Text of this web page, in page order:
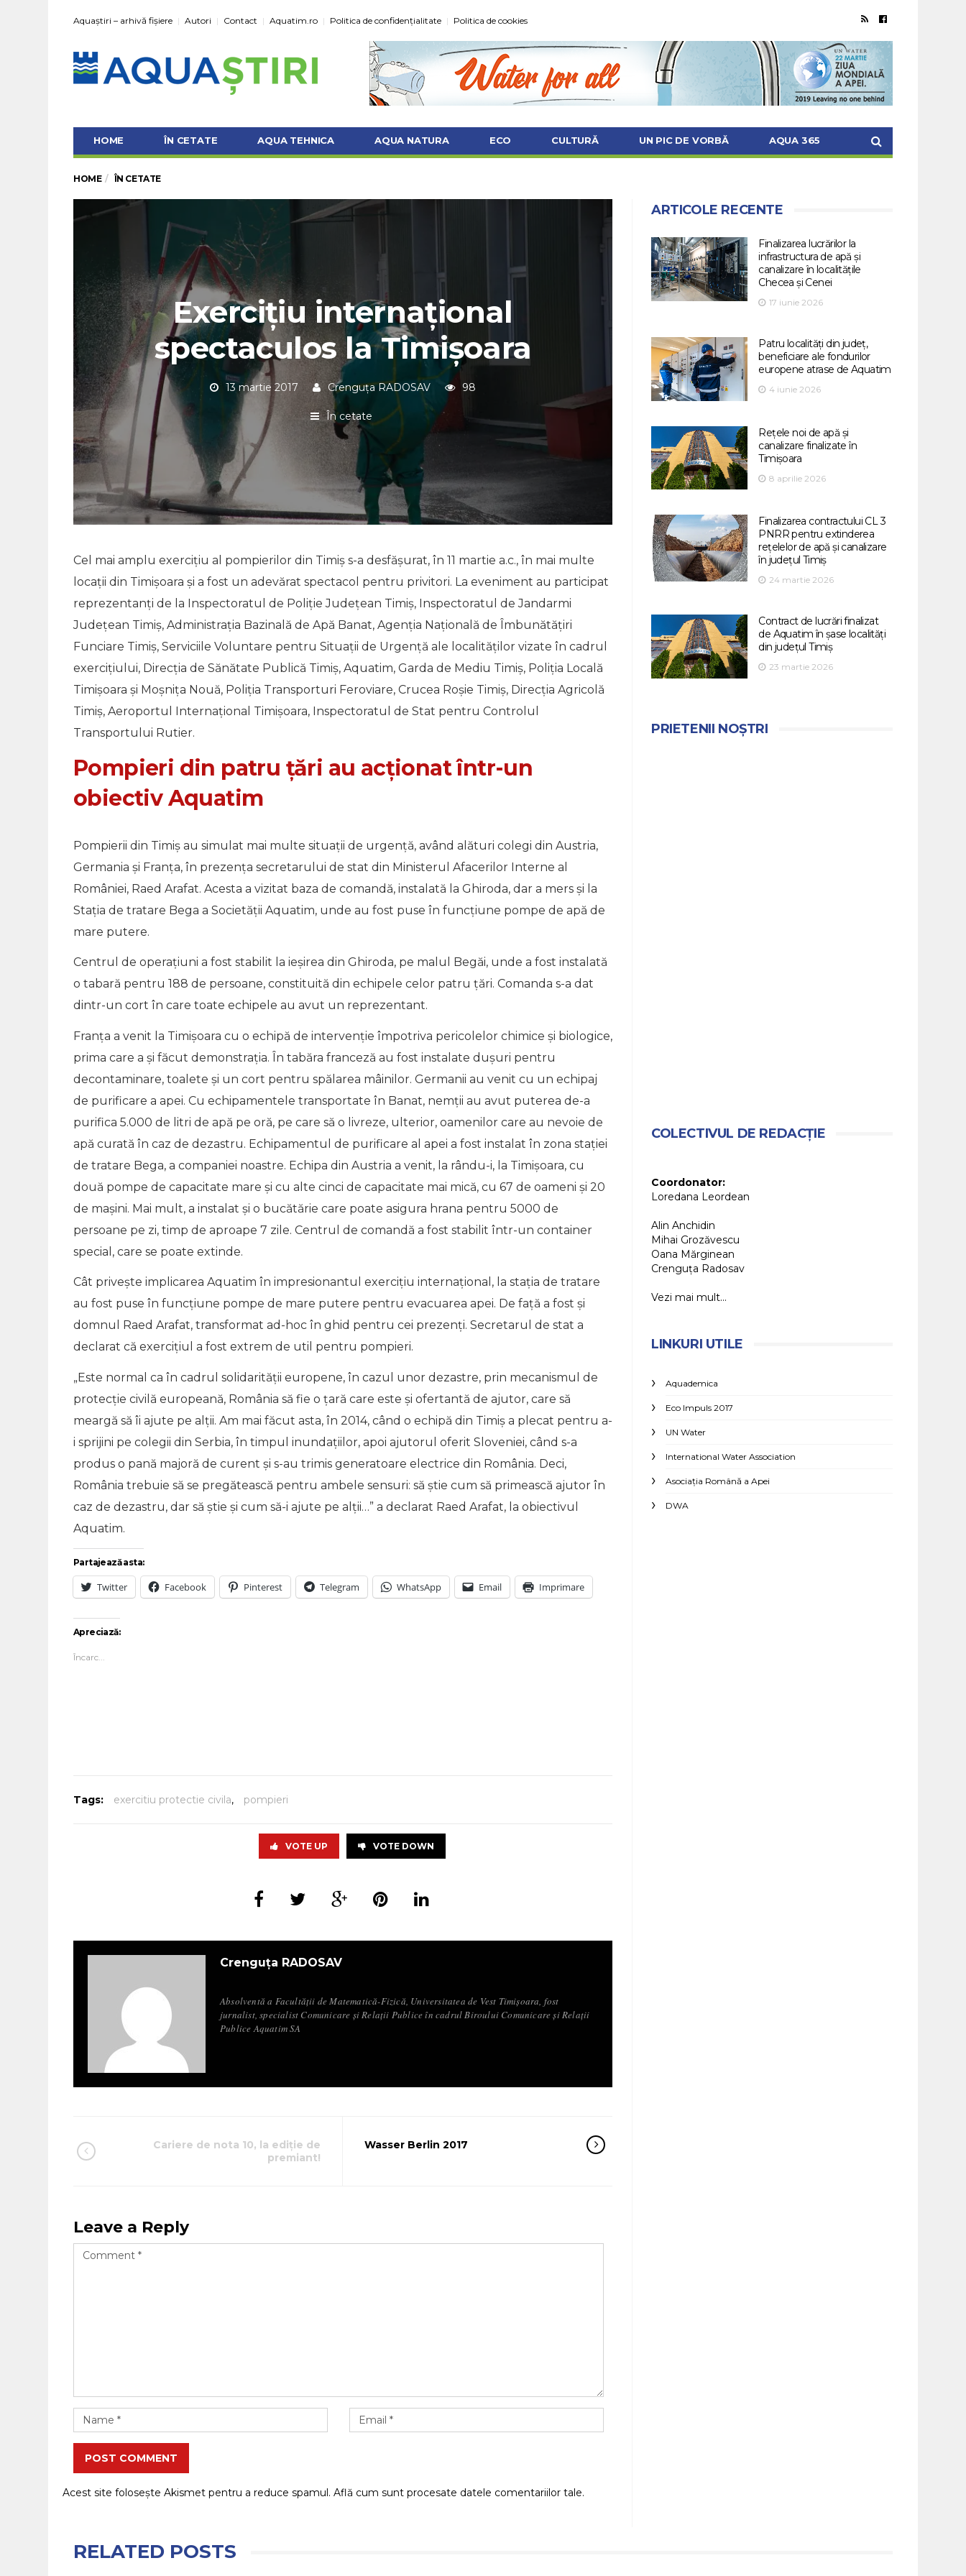
Aquaștiri – arhivă fișiere Autori Contact Aquatim.ro Politica de confidențialitate Politica de cookies
HOME ÎN CETATE AQUA TEHNICA AQUA NATURA ECO CULTURĂ UN PIC DE VORBĂ AQUA 365
HOME ÎN CETATE
Exerciţiu internaţional
spectaculos la Timişoara
13 martie 2017 Crenguța RADOSAV 98
În cetate
Cel mai amplu exerciţiu al pompierilor din Timiş s-a desfăşurat, în 11 martie a.c., în mai multe
locaţii din Timişoara şi a fost un adevărat spectacol pentru privitori. La eveniment au participat
reprezentanți de la Inspectoratul de Poliție Judeţean Timiş, Inspectoratul de Jandarmi
Judeţean Timiş, Administraţia Bazinală de Apă Banat, Agenţia Naţională de Îmbunătăţiri
Funciare Timiș, Serviciile Voluntare pentru Situaţii de Urgenţă ale localităţilor vizate în cadrul
exercițiului, Direcția de Sănătate Publică Timiş, Aquatim, Garda de Mediu Timiş, Poliţia Locală
Timişoara și Moşniţa Nouă, Poliţia Transporturi Feroviare, Crucea Roşie Timiş, Direcţia Agricolă
Timiş, Aeroportul Internaţional Timişoara, Inspectoratul de Stat pentru Controlul
Transportului Rutier.
Pompieri din patru ţări au acționat într-un
obiectiv Aquatim
Pompierii din Timiş au simulat mai multe situaţii de urgenţă, având alături colegi din Austria,
Germania şi Franţa, în prezenţa secretarului de stat din Ministerul Afacerilor Interne al
României, Raed Arafat. Acesta a vizitat baza de comandă, instalată la Ghiroda, dar a mers și la
Stația de tratare Bega a Societății Aquatim, unde au fost puse în funcţiune pompe de apă de
mare putere.
Centrul de operațiuni a fost stabilit la ieșirea din Ghiroda, pe malul Begăi, unde a fost instalată
o tabară pentru 188 de persoane, constituită din echipele celor patru ţări. Comanda s-a dat
dintr-un cort în care toate echipele au avut un reprezentant.
Franța a venit la Timişoara cu o echipă de intervenţie împotriva pericolelor chimice și biologice,
prima care a şi făcut demonstraţia. În tabăra franceză au fost instalate duşuri pentru
decontaminare, toalete şi un cort pentru spălarea mâinilor. Germanii au venit cu un echipaj
de purificare a apei. Cu echipamentele transportate în Banat, nemții au avut puterea de-a
purifica 5.000 de litri de apă pe oră, pe care să o livreze, ulterior, oamenilor care au nevoie de
apă curată în caz de dezastru. Echipamentul de purificare al apei a fost instalat în zona stației
de tratare Bega, a companiei noastre. Echipa din Austria a venit, la rându-i, la Timișoara, cu
două pompe de capacitate mare şi cu alte cinci de capacitate mai mică, cu 67 de oameni şi 20
de mașini. Mai mult, a instalat și o bucătărie care poate asigura hrana pentru 5000 de
persoane pe zi, timp de aproape 7 zile. Centrul de comandă a fost stabilit într-un container
special, care se poate extinde.
Cât priveşte implicarea Aquatim în impresionantul exerciţiu internaţional, la stația de tratare
au fost puse în funcţiune pompe de mare putere pentru evacuarea apei. De faţă a fost şi
domnul Raed Arafat, transformat ad-hoc în ghid pentru cei prezenți. Secretarul de stat a
declarat că exerciţiul a fost extrem de util pentru pompieri.
„Este normal ca în cadrul solidarităţii europene, în cazul unor dezastre, prin mecanismul de
protecție civilă europeană, România să fie o ţară care este și ofertantă de ajutor, care să
meargă să îi ajute pe alţii. Am mai făcut asta, în 2014, când o echipă din Timiș a plecat pentru a-
i sprijini pe colegii din Serbia, în timpul inundaţiilor, apoi ajutorul oferit Sloveniei, când s-a
produs o pană majoră de curent şi s-au trimis generatoare electrice din România. Deci,
România trebuie să se pregătească pentru ambele sensuri: să știe cum să primească ajutor în
caz de dezastru, dar să ştie şi cum să-i ajute pe alții…” a declarat Raed Arafat, la obiectivul
Aquatim.
Partajează asta:
Twitter Facebook Pinterest Telegram WhatsApp Email Imprimare
Apreciază:
Încarc...
Tags: exercitiu protectie civila, pompieri
VOTE UP VOTE DOWN
Crenguța RADOSAV
Absolventă a Facultății de Matematică-Fizică, Universitatea de Vest Timișoara, fost
jurnalist, specialist Comunicare și Relații Publice în cadrul Biroului Comunicare și Relații
Publice Aquatim SA
Cariere de nota 10, la ediţie de
premiant!
Wasser Berlin 2017
Leave a Reply
POST COMMENT
Acest site folosește Akismet pentru a reduce spamul. Află cum sunt procesate datele comentariilor tale.
ARTICOLE RECENTE
Finalizarea lucrărilor la
infrastructura de apă și
canalizare în localitățile
Checea și Cenei
17 iunie 2026
Patru localități din județ,
beneficiare ale fondurilor
europene atrase de Aquatim
4 iunie 2026
Rețele noi de apă și
canalizare finalizate în
Timișoara
8 aprilie 2026
Finalizarea contractului CL 3
PNRR pentru extinderea
rețelelor de apă și canalizare
în județul Timiș
24 martie 2026
Contract de lucrări finalizat
de Aquatim în șase localități
din județul Timiș
23 martie 2026
PRIETENII NOȘTRI
COLECTIVUL DE REDACȚIE
Coordonator:
Loredana Leordean
Alin Anchidin
Mihai Grozăvescu
Oana Mărginean
Crenguța Radosav
Vezi mai mult...
LINKURI UTILE
Aquademica
Eco Impuls 2017
UN Water
International Water Association
Asociaţia Română a Apei
DWA
RELATED POSTS